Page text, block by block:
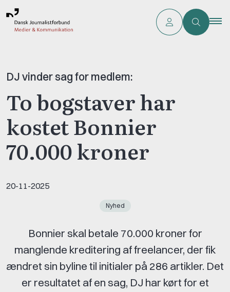
DJ vinder sag for medlem:
To bogstaver har
kostet Bonnier
70.000 kroner
20-11-2025
Nyhed
Bonnier skal betale 70.000 kroner for
manglende kreditering af freelancer, der fik
ændret sin byline til initialer på 286 artikler. Det
er resultatet af en sag, DJ har kørt for et